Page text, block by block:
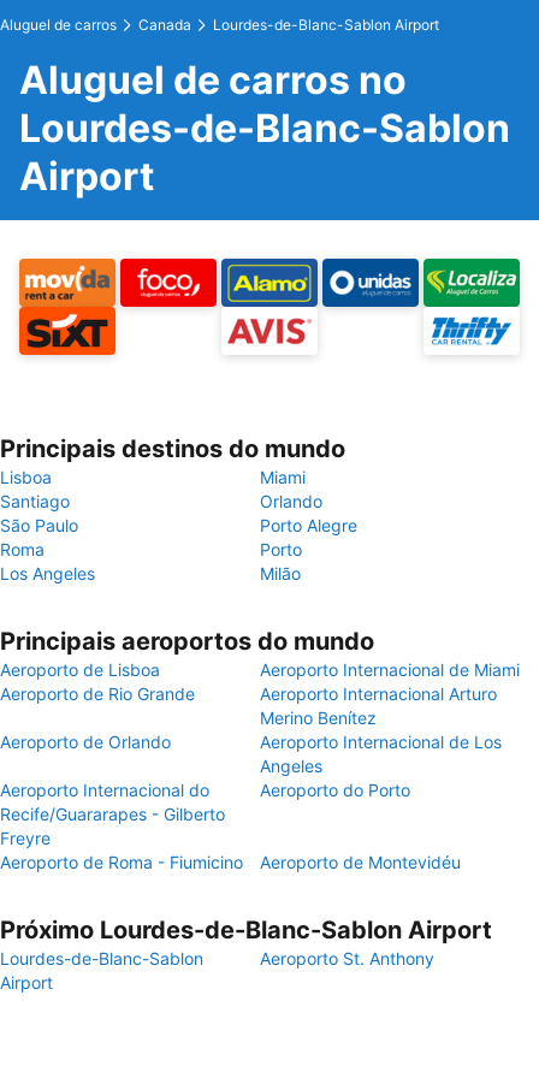
Aluguel de carros Canada Lourdes-de-Blanc-Sablon Airport
Aluguel de carros no
Lourdes-de-Blanc-Sablon
Airport
Principais destinos do mundo
Lisboa
Miami
Santiago
Orlando
São Paulo
Porto Alegre
Roma
Porto
Los Angeles
Milão
Principais aeroportos do mundo
Aeroporto de Lisboa
Aeroporto Internacional de Miami
Aeroporto de Rio Grande
Aeroporto Internacional Arturo
Merino Benítez
Aeroporto de Orlando
Aeroporto Internacional de Los
Angeles
Aeroporto Internacional do
Recife/Guararapes - Gilberto
Freyre
Aeroporto do Porto
Aeroporto de Roma - Fiumicino Aeroporto de Montevidéu
Próximo Lourdes-de-Blanc-Sablon Airport
Lourdes-de-Blanc-Sablon
Airport
Aeroporto St. Anthony